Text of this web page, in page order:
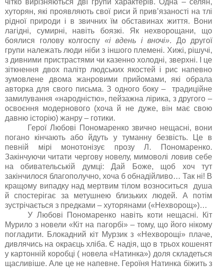
хуторян, які проявляють свої риси й прив’язаності на тлі
рідної природи і в звичних їм обставинах життя. Вони
лагідні, сумирні, навіть боязкі. Як нехворощани, що
боялися голову колгоспу «і вдень і вночі». До другої
групи належать люди ніби з іншого племені. Хижі, рішучі,
з дивними пристрастями чи казенно холодні, зверхні. І це
зіткнення двох палітр людських якостей і рис напевно
зумовлене двома жанровими прийомами, які обрала
авторка для свого письма. З одного боку – традиційне
замилування «народністю», пейзажна лірика, з другого –
освоєння модернового (хоча й не дуже, він має свою
давню історію) жанру – готики.
Герої Любові Пономаренко звично нещасні, вони
погано кінчають або йдуть у туманну безвість. Це в
певній мірі монотонізує прозу Л. Пономаренко.
Закінчуючи читати чергову новелу, мимоволі ловив себе
на обивательській думці: Дай Боже, щоб хоч тут
закінчилося благополучно, хоча б обнадійливо… Так ні! В
кращому випадку над мертвим тілом возноситься душа
й спостерігає за метушнею близьких людей. А потім
зустрічається з предками – хуторянами («Нехворощ»)…
У Любові Пономаренко навіть коти нещасні. Кіт
Мурило з новели «Кіт на пагорбі» – тому, що його нікому
погладити. Блокадний кіт Мурзик з «Нехворощі» плаче,
дивлячись на окраєць хліба. Є надія, що в трьох кошенят
у картонній коробці ( новела «Натинка») доля складеться
щасливіше. Але це не напевне. Героїня Натинка біжить з